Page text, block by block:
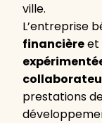
ville.
L’entreprise
financièreet
prestations